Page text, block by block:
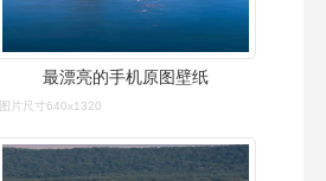
最漂亮的手机原图壁纸
图片尺寸640x1320